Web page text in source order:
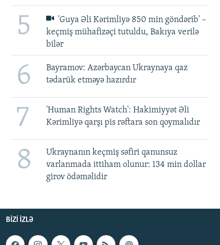
5
'Guya Əli Kərimliyə 850 min göndərib' –
keçmiş mühafizəçi tutuldu, Bakıya verilə
bilər
6
Bayramov: Azərbaycan Ukraynaya qaz
tədarük etməyə hazırdır
7
'Human Rights Watch': Hakimiyyət Əli
Kərimliyə qarşı pis rəftara son qoymalıdır
8
Ukraynanın keçmiş səfiri qanunsuz
varlanmada ittiham olunur: 134 min dollar
girov ödəməlidir
BIZI IZLƏ